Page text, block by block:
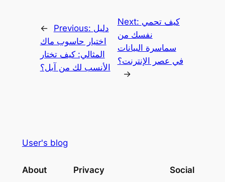
← Previous: دليل
اختيار حاسوب ماك
المثالي: كيف تختار
الأنسب لك من آبل؟
Next: كيف تحمي
نفسك من
سماسرة البيانات
في عصر الإنترنت؟
→
User's blog
About Privacy Social